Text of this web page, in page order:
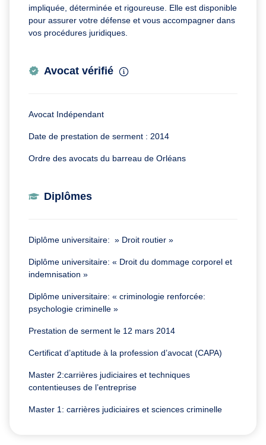
impliquée, déterminée et rigoureuse. Elle est disponible
pour assurer votre défense et vous accompagner dans
vos procédures juridiques.
Avocat vérifié
Avocat Indépendant
Date de prestation de serment : 2014
Ordre des avocats du barreau de Orléans
Diplômes
Diplôme universitaire: » Droit routier »
Diplôme universitaire: « Droit du dommage corporel et
indemnisation »
Diplôme universitaire: « criminologie renforcée:
psychologie criminelle »
Prestation de serment le 12 mars 2014
Certificat d’aptitude à la profession d’avocat (CAPA)
Master 2:carrières judiciaires et techniques
contentieuses de l’entreprise
Master 1: carrières judiciaires et sciences criminelle